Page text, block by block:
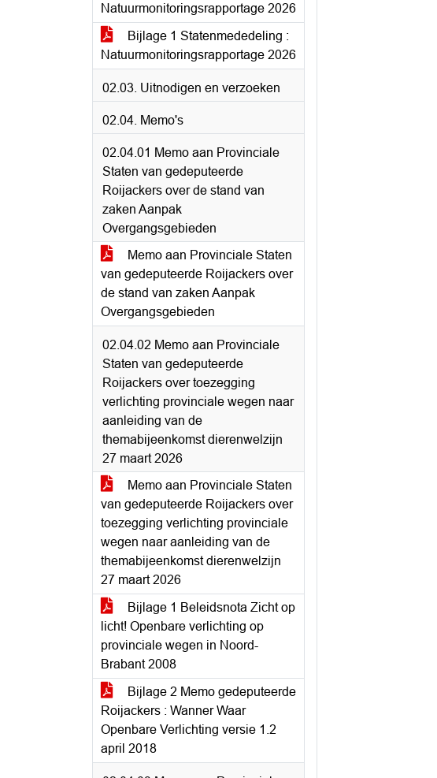
Natuurmonitoringsrapportage 2026
Bijlage 1 Statenmededeling :
Natuurmonitoringsrapportage 2026
02.03. Uitnodigen en verzoeken
02.04. Memo's
02.04.01 Memo aan Provinciale
Staten van gedeputeerde
Roijackers over de stand van
zaken Aanpak
Overgangsgebieden
Memo aan Provinciale Staten
van gedeputeerde Roijackers over
de stand van zaken Aanpak
Overgangsgebieden
02.04.02 Memo aan Provinciale
Staten van gedeputeerde
Roijackers over toezegging
verlichting provinciale wegen naar
aanleiding van de
themabijeenkomst dierenwelzijn
27 maart 2026
Memo aan Provinciale Staten
van gedeputeerde Roijackers over
toezegging verlichting provinciale
wegen naar aanleiding van de
themabijeenkomst dierenwelzijn
27 maart 2026
Bijlage 1 Beleidsnota Zicht op
licht! Openbare verlichting op
provinciale wegen in Noord-
Brabant 2008
Bijlage 2 Memo gedeputeerde
Roijackers : Wanner Waar
Openbare Verlichting versie 1.2
april 2018